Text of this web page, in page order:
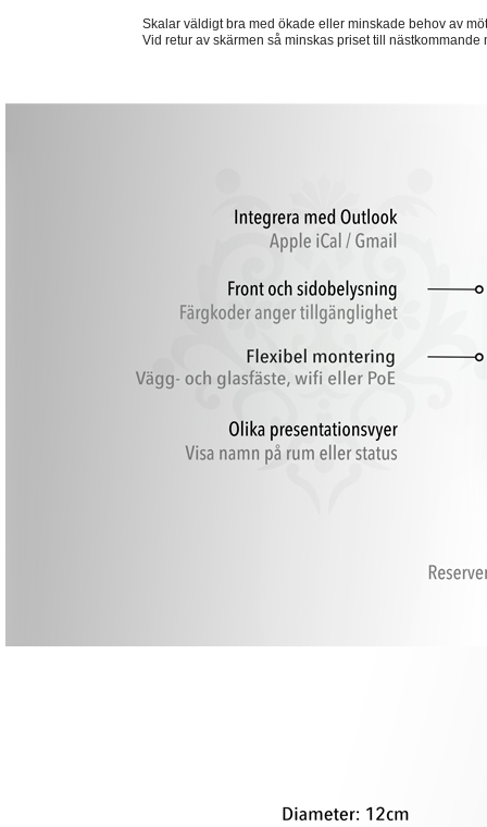
Skalar väldigt bra med ökade eller minskade behov av
Vid retur av skärmen så minskas priset till nästkommande